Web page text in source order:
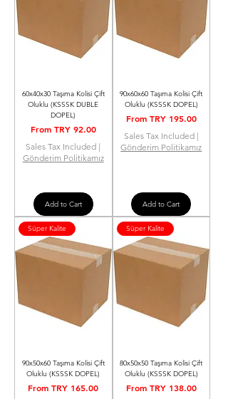
60x40x30 Taşıma Kolisi Çift
Oluklu (KSSSK DUBLE
DOPEL)
From TRY 92.00
Sale Price
Sales Tax Included |
Gönderim Politikamız
Add to Cart
90x60x60 Taşıma Kolisi Çift
Oluklu (KSSSK DOPEL)
From TRY 195.00
Sale Price
Sales Tax Included|
Gönderim Politikamız
Add to Cart
Süper Kalite
90x50x60 Taşıma Kolisi Çift
Oluklu (KSSSK DOPEL)
FromTRY 165.00
Sale Price
Süper Kalite
80x50x50 Taşıma Kolisi Çift
Oluklu (KSSSK DOPEL)
From TRY 138.00
Sale Price